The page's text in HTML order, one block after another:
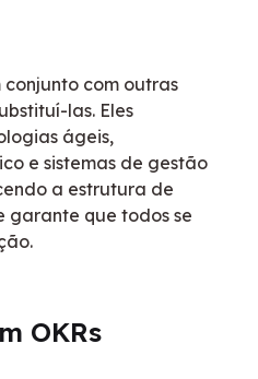
conjunto com outras
las. Eles
ágeis,
e sistemas de gestão
a estrutura de
garante que todos se
OKRs